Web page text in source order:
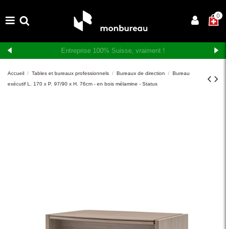
×0
Livraison et montage gratuits en Suisse romande
Accueil Tables et bureaux professionnels Bureaux de direction
Bureau
exécutif L. 170 x P. 97/90 x H. 76cm - en bois mélamine - Status